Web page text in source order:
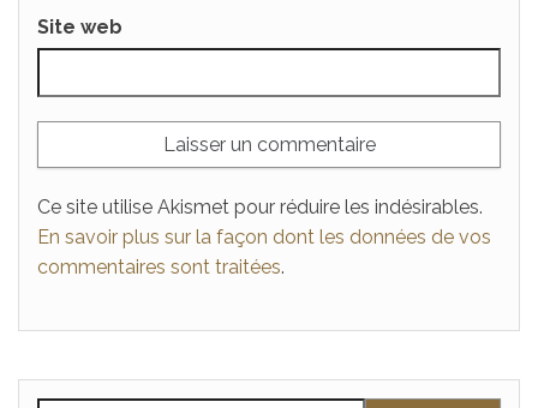
Site web
Ce site utilise Akismet pour réduire les indésirables.
En savoir plus sur la façon dont les données de vos
commentaires sont traitées.